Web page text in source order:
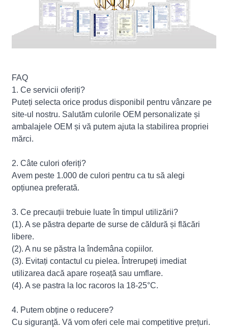
FAQ
1. Ce servicii oferiți?
Puteți selecta orice produs disponibil pentru vânzare pe
site-ul nostru. Salutăm culorile OEM personalizate și
ambalajele OEM și vă putem ajuta la stabilirea propriei
mărci.
2. Câte culori oferiți?
Avem peste 1.000 de culori pentru ca tu să alegi
opțiunea preferată.
3. Ce precauții trebuie luate în timpul utilizării?
(1). A se păstra departe de surse de căldură și flăcări
libere.
(2). A nu se păstra la îndemâna copiilor.
(3). Evitați contactul cu pielea. Întrerupeți imediat
utilizarea dacă apare roșeață sau umflare.
(4). A se pastra la loc racoros la 18-25°C.
4. Putem obține o reducere?
Cu siguranţă. Vă vom oferi cele mai competitive prețuri.